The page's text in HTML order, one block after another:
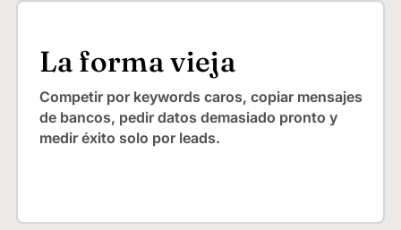
La forma vieja
Competir por keywords caros, copiar mensajes
de bancos, pedir datos demasiado pronto y
medir éxito solo por leads.